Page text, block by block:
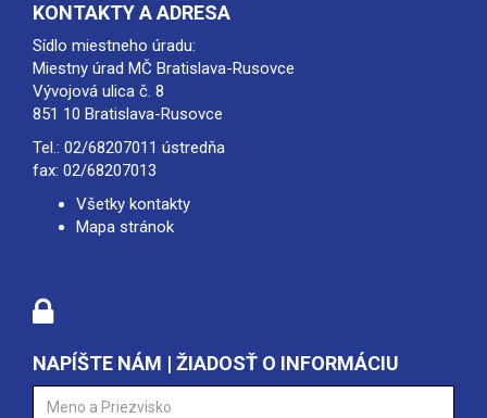
KONTAKTY A ADRESA
Sídlo miestneho úradu:
Miestny úrad MČ Bratislava-Rusovce
Vývojová ulica č. 8
851 10 Bratislava-Rusovce
Tel.: 02/68207011 ústredňa
fax: 02/68207013
Všetky kontakty
Mapa stránok
NAPÍŠTE NÁM | ŽIADOSŤ O INFORMÁCIU